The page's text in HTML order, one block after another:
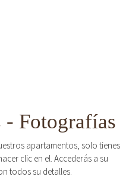
- Fotografías
apartamentos, solo tienes
clic en el. Accederás a su
todos su detalles.